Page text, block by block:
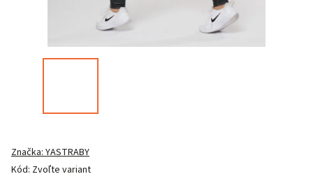
Kód: Zvoľte variant
Značka:YASTRABY